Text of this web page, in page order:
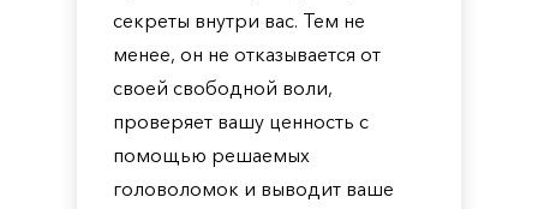
секреты внутри вас. Тем не
менее, он не отказывается от
своей свободной воли,
проверяет вашу ценность с
помощью решаемых
головоломок и выводит ваше